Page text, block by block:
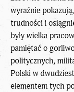
wyraźnie
trudności i
były wielka
pamiętać o
politycznych,
Polski w
elementem tych